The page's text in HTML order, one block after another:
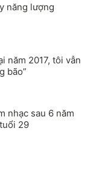
năng lượng
năm 2017, tôi vẫn
bão”
nhạc sau 6 năm
29